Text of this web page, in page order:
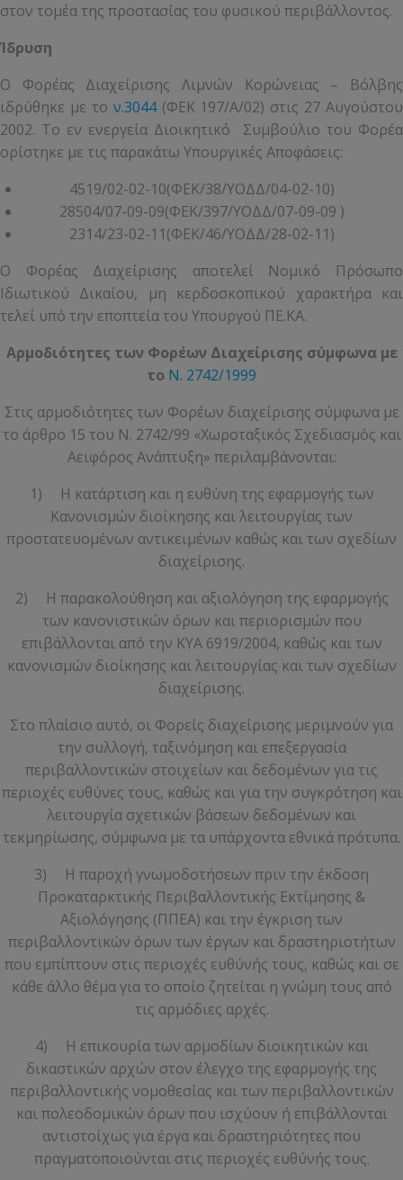
στον τομέα της προστασίας του φυσικού περιβάλλοντος.
Ίδρυση
Ο Φορέας Διαχείρισης Λιμνών Κορώνειας – Βόλβης
ιδρύθηκε με το ν.3044(ΦΕΚ 197/Α/02) στις 27 Αυγούστου
2002. Το εν ενεργεία Διοικητικό Συμβούλιο του Φορέα
oρίστηκε με τις παρακάτω Υπουργικές Αποφάσεις:
4519/02-02-10(ΦΕΚ/38/ΥΟΔΔ/04-02-10)
28504/07-09-09(ΦΕΚ/397/ΥΟΔΔ/07-09-09 )
2314/23-02-11(ΦΕΚ/46/ΥΟΔΔ/28-02-11)
Ο Φορέας Διαχείρισης αποτελεί Νομικό Πρόσωπο
Ιδιωτικού Δικαίου, μη κερδοσκοπικού χαρακτήρα και
τελεί υπό την εποπτεία του Υπουργού ΠΕ.KA.
Αρμοδιότητες των Φορέων Διαχείρισης σύμφωνα με
το Ν. 2742/1999
Στις αρμοδιότητες των Φορέων διαχείρισης σύμφωνα με
το άρθρο 15 του Ν. 2742/99 «Χωροταξικός Σχεδιασμός και
Αειφόρος Ανάπτυξη» περιλαμβάνονται:
1) Η κατάρτιση και η ευθύνη της εφαρμογής των
Κανονισμών διοίκησης και λειτουργίας των
προστατευομένων αντικειμένων καθώς και των σχεδίων
διαχείρισης.
2) Η παρακολούθηση και αξιολόγηση της εφαρμογής
των κανονιστικών όρων και περιορισμών που
επιβάλλονται από την ΚΥΑ 6919/2004, καθώς και των
κανονισμών διοίκησης και λειτουργίας και των σχεδίων
διαχείρισης.
Στο πλαίσιο αυτό, οι Φορείς διαχείρισης μεριμνούν για
την συλλογή, ταξινόμηση και επεξεργασία
περιβαλλοντικών στοιχείων και δεδομένων για τις
περιοχές ευθύνες τους, καθώς και για την συγκρότηση και
λειτουργία σχετικών βάσεων δεδομένων και
τεκμηρίωσης, σύμφωνα με τα υπάρχοντα εθνικά πρότυπα.
3) Η παροχή γνωμοδοτήσεων πριν την έκδοση
Προκαταρκτικής Περιβαλλοντικής Εκτίμησης &
Αξιολόγησης (ΠΠΕΑ) και την έγκριση των
περιβαλλοντικών όρων των έργων και δραστηριοτήτων
που εμπίπτουν στις περιοχές ευθύνής τους, καθώς και σε
κάθε άλλο θέμα για το οποίο ζητείται η γνώμη τους από
τις αρμόδιες αρχές.
4) Η επικουρία των αρμοδίων διοικητικών και
δικαστικών αρχών στον έλεγχο της εφαρμογής της
περιβαλλοντικής νομοθεσίας και των περιβαλλοντικών
και πολεοδομικών όρων που ισχύουν ή επιβάλλονται
αντιστοίχως για έργα και δραστηριότητες που
πραγματοποιούνται στις περιοχές ευθύνής τους.